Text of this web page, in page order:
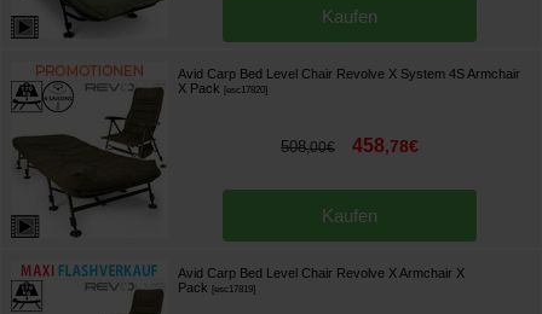
Kaufen
Avid Carp Bed Level Chair Revolve X System 4S Armchair
X Pack [esc17820]
508,00€ 458,78€
Kaufen
Avid Carp Bed Level Chair Revolve X Armchair X
Pack [esc17819]